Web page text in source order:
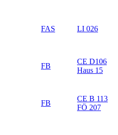
FAS LI 026
FB
CE D106
Haus 15
FB
CE B 113
FÖ 207